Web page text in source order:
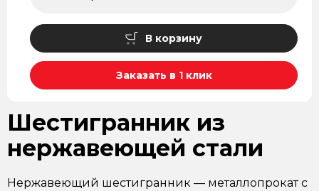
В корзину
Заказать в 1 клик
Шестигранник из
нержавеющей стали
Нержавеющий шестигранник — металлопрокат с